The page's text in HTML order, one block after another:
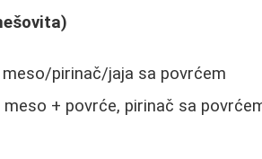
meso/pirinač/jaja sa povrćem
meso + povrće, pirinač sa